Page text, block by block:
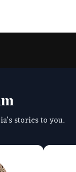
stories to you.